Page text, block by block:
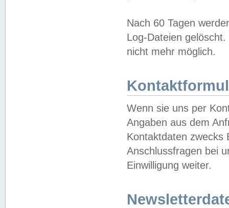
Nach 60 Tagen
Log-Dateien
nicht mehr möglich.
Wenn sie uns per
Angaben aus dem
Kontaktdaten zwecks
Anschlussfragen bei
Einwilligung weiter.